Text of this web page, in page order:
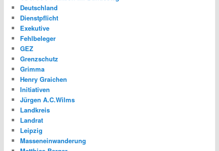
Deutschland
Dienstpflicht
Exekutive
Fehlbeleger
GEZ
Grenzschutz
Grimma
Henry Graichen
Initiativen
Jürgen A.C.Wilms
Landkreis
Landrat
Leipzig
Masseneinwanderung